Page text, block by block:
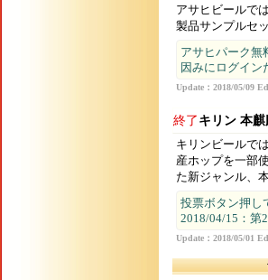
アサヒビールで
製品サンプルセ
アサヒパーク無
因みにログイン
Update：2018/05/09
終了 キリン 本
キリンビールで
産ホップを一部
た新ジャンル、
投票ボタン押し
2018/04/15：第
Update：2018/05/01